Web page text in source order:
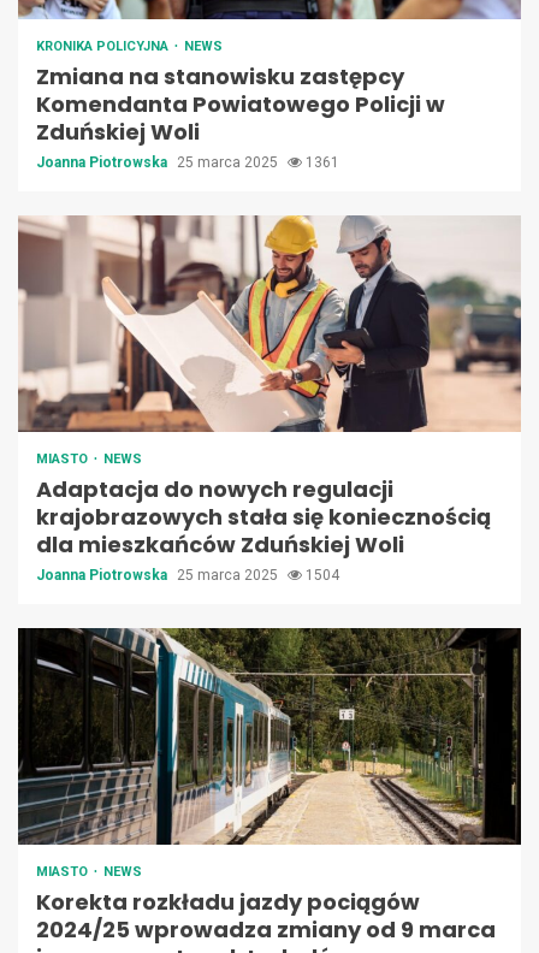
KRONIKA POLICYJNA NEWS
Zmiana na stanowisku zastępcy
Komendanta Powiatowego Policji w
Zduńskiej Woli
Joanna Piotrowska 25 marca 2025 1361
MIASTO NEWS
Adaptacja do nowych regulacji
krajobrazowych stała się koniecznością
dla mieszkańców Zduńskiej Woli
Joanna Piotrowska 25 marca 2025 1504
MIASTO NEWS
Korekta rozkładu jazdy pociągów
2024/25 wprowadza zmiany od 9 marca